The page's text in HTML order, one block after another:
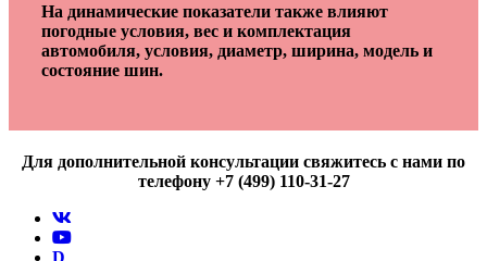
На динамические показатели также влияют
погодные условия, вес и комплектация
автомобиля, условия, диаметр, ширина, модель и
состояние шин.
Для дополнительной консультации свяжитесь с нами по
телефону +7 (499) 110-31-27
D